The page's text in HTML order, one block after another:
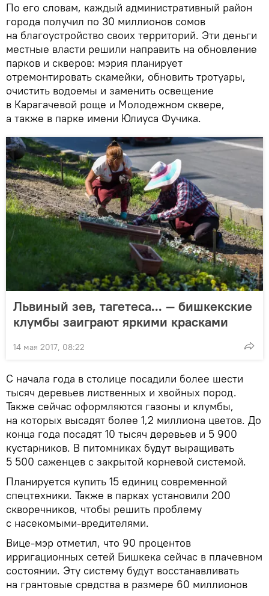
По его словам, каждый административный район
города получил по 30 миллионов сомов
на благоустройство своих территорий. Эти деньги
местные власти решили направить на обновление
парков и скверов: мэрия планирует
отремонтировать скамейки, обновить тротуары,
очистить водоемы и заменить освещение
в Карагачевой роще и Молодежном сквере,
а также в парке имени Юлиуса Фучика.
Львиный зев, тагетеса... — бишкекские
клумбы заиграют яркими красками
14 мая 2017, 08:22
С начала года в столице посадили более шести
тысяч деревьев лиственных и хвойных пород.
Также сейчас оформляются газоны и клумбы,
на которых высадят более 1,2 миллиона цветов. До
конца года посадят 10 тысяч деревьев и 5 900
кустарников. В питомниках будут выращивать
5 500 саженцев с закрытой корневой системой.
Планируется купить 15 единиц современной
спецтехники. Также в парках установили 200
скворечников, чтобы решить проблему
с насекомыми-вредителями.
Вице-мэр отметил, что 90 процентов
ирригационных сетей Бишкека сейчас в плачевном
состоянии. Эту систему будут восстанавливать
на грантовые средства в размере 60 миллионов